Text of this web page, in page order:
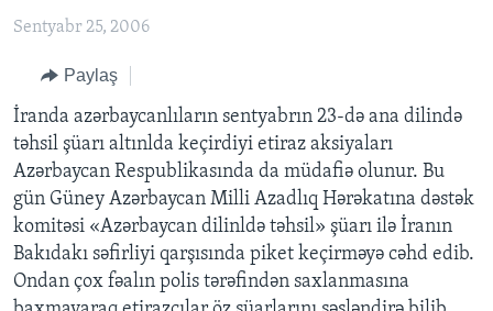
main
Navigation
Search
FAKTLAR NƏ DEYIR?
UKRAYNA BÖHRANI
İSRAIL-HƏMAS MÜNAQIŞƏSI
ABŞ
ABŞ SEÇKILƏRI 2024
İRAN AZƏRBAYCANI
VIDEOLAR
MEDIA AZADLIĞI
BAŞ MƏQALƏ
LEARNING ENGLISH
Sentyabr 25, 2006
Paylaş
İranda azərbaycanlıların sentyabrın 23-də ana dilində
təhsil şüarı altınlda keçirdiyi etiraz aksiyaları
Azərbaycan Respublikasında da müdafiə olunur. Bu
gün Güney Azərbaycan Milli Azadlıq Hərəkatına dəstək
komitəsi «Azərbaycan dilinldə təhsil» şüarı ilə İranın
Bakıdakı səfirliyi qarşısında piket keçirməyə cəhd edib.
Ondan çox fəalın polis tərəfindən saxlanmasına